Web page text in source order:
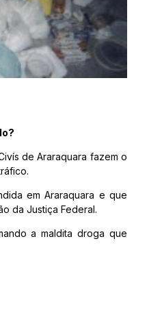
de Araraquara fazem o
em Araraquara e que
da Justiça Federal.
a maldita droga que